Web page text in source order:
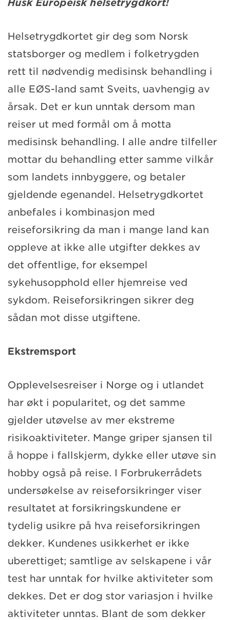
Husk Europeisk helsetrygdkort!
Helsetrygdkortet gir deg som Norsk
statsborger og medlem i folketrygden
rett til nødvendig medisinsk behandling i
alle EØS-land samt Sveits, uavhengig av
årsak. Det er kun unntak dersom man
reiser ut med formål om å motta
medisinsk behandling. I alle andre tilfeller
mottar du behandling etter samme vilkår
som landets innbyggere, og betaler
gjeldende egenandel. Helsetrygdkortet
anbefales i kombinasjon med
reiseforsikring da man i mange land kan
oppleve at ikke alle utgifter dekkes av
det offentlige, for eksempel
sykehusopphold eller hjemreise ved
sykdom. Reiseforsikringen sikrer deg
sådan mot disse utgiftene.
Ekstremsport
Opplevelsesreiser i Norge og i utlandet
har økt i popularitet, og det samme
gjelder utøvelse av mer ekstreme
risikoaktiviteter. Mange griper sjansen til
å hoppe i fallskjerm, dykke eller utøve sin
hobby også på reise. I Forbrukerrådets
undersøkelse av reiseforsikringer viser
resultatet at forsikringskundene er
tydelig usikre på hva reiseforsikringen
dekker. Kundenes usikkerhet er ikke
uberettiget; samtlige av selskapene i vår
test har unntak for hvilke aktiviteter som
dekkes. Det er dog stor variasjon i hvilke
aktiviteter unntas. Blant de som dekker